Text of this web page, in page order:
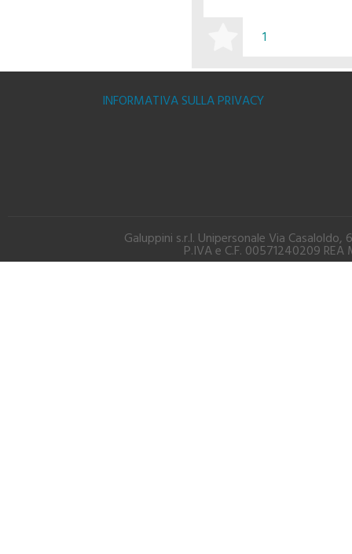
INFORMATIVA SULLA PRIVACY
Galuppini s.r.l. Unipersonale Via
P.IVA e C.F. 00571240209